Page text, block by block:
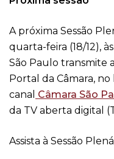
A próxima Sessão
quarta-feira (18/12),
São Paulo transmite
Portal da Câmara, no
canal Câmara São
da TV aberta digital
Assista à Sessão